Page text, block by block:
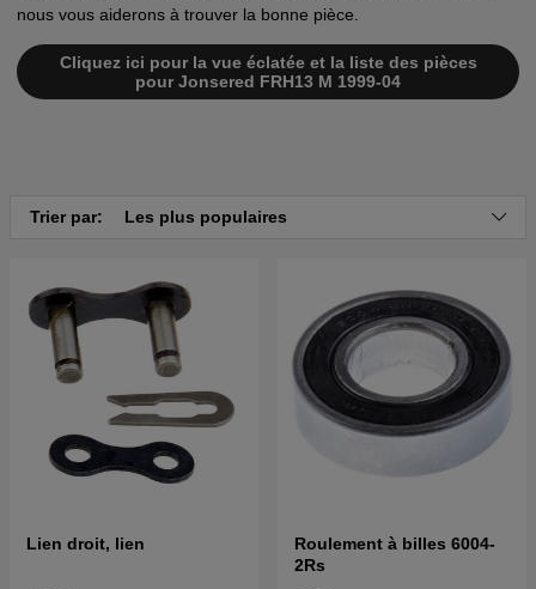
nous vous aiderons à trouver la bonne pièce.
Cliquez ici pour la vue éclatée et la liste des pièces
pour Jonsered FRH13 M 1999-04
Trier par: Les plus populaires
Lien droit, lien
Roulement à billes 6004-
2Rs